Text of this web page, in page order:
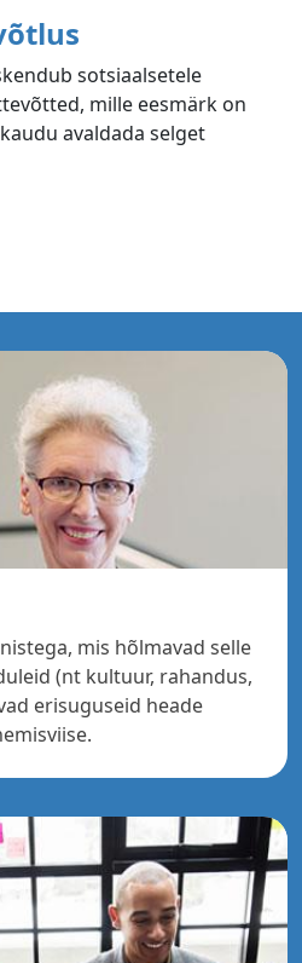
sotsiaalsetele
mille eesmärk on
avaldada selget
mis hõlmavad selle
(nt kultuur, rahandus,
erisuguseid heade